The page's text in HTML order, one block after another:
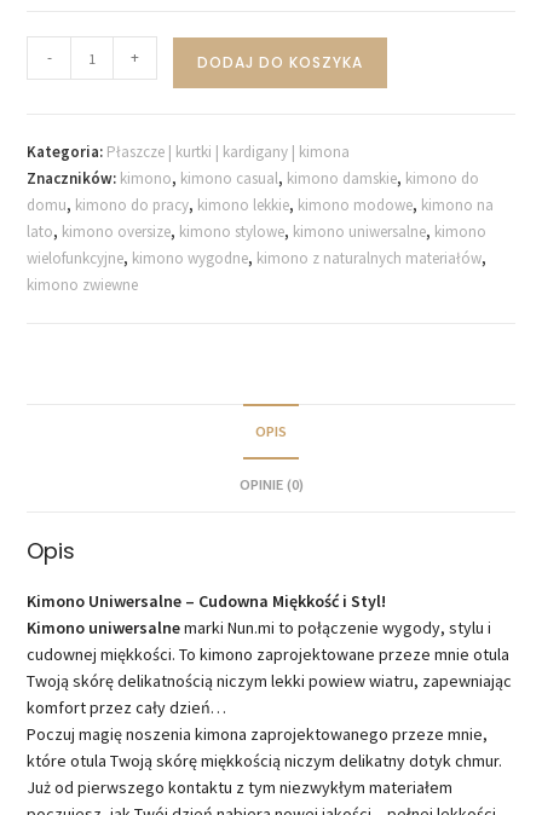
- + DODAJ DO KOSZYKA
Kategoria: Płaszcze | kurtki | kardigany | kimona
Znaczników: kimono, kimono casual, kimono damskie, kimono do
domu, kimono do pracy, kimono lekkie, kimono modowe, kimono na
lato, kimono oversize, kimono stylowe, kimono uniwersalne, kimono
wielofunkcyjne, kimono wygodne, kimono z naturalnych materiałów,
kimono zwiewne
OPIS
OPINIE (0)
Opis
Kimono Uniwersalne – Cudowna Miękkość i Styl!
Kimono uniwersalnemarki Nun.mi to połączenie wygody, stylu i
cudownej miękkości. To kimono zaprojektowane przeze mnie otula
Twoją skórę delikatnością niczym lekki powiew wiatru, zapewniając
komfort przez cały dzień…
Poczuj magię noszenia kimona zaprojektowanego przeze mnie,
które otula Twoją skórę miękkością niczym delikatny dotyk chmur.
Już od pierwszego kontaktu z tym niezwykłym materiałem